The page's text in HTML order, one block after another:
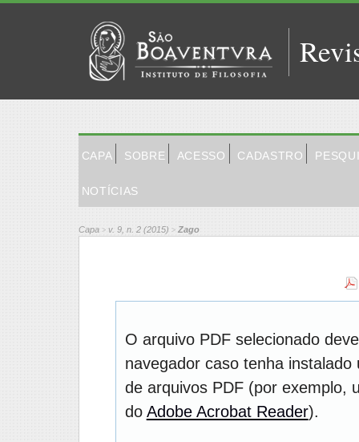
CAPA SOBRE ACESSO CADASTRO
NOTÍCIAS
Capa > v. 9, n. 2 (2015) > Zago
O arquivo PDF selecionado
navegador caso tenha instalado
de arquivos PDF (por exemplo,
do Adobe Acrobat Reader).